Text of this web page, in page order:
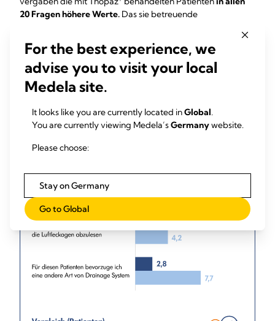
20 Fragen höhere Werte. Das sie betreuende
mit digitalen Throaxdrainage Systemen in 8 von 10 Fragen.9
For the best experience, we
advise you to visit your local
Medela site.
It looks like you are currently located inGlobal.
You are currently viewing Medela’sGermanywebsite.
Please choose:
Stay on Germany
Go to Global